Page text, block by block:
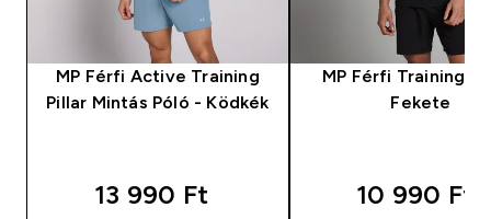
MP Férfi Active Training
Pillar Mintás Póló - Ködkék
13 990 Ft‎
MP Férfi Training
Fekete
10 990 Ft‎